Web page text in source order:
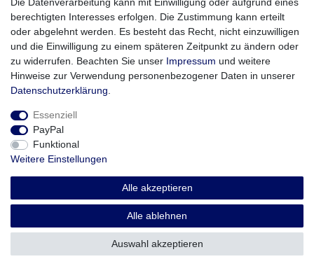
Teslacigs AT Tank-Verdampfer
Coil mit 1,0 Ohm
Ersatzglas
Diverse O-Ringe
USB Lade-Kabel
Impressum
Widerrufs­recht Vertrag widerrufen
berechtigten Interesses erfolgen. Die Zustimmung kann erteilt
oder abgelehnt werden. Es besteht das Recht, nicht einzuwilligen
und die Einwilligung zu einem späteren Zeitpunkt zu ändern oder
zu widerrufen. Beachten Sie unser Impressum und weitere
Hinweise zur Verwendung personenbezogener Daten in unserer
Daten­schutz­erklärung
Essenziell
PayPal
Funktional
Weitere Einstellungen
Alle akzeptieren
Alle ablehnen
Auswahl akzeptieren